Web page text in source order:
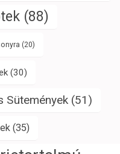
(88)
(20)
(30)
Sütemények(51)
(35)